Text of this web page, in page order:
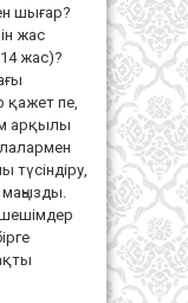
шығар?
жас
жас)?
қажет пе,
арқылы
түсіндіру,
шешімдер